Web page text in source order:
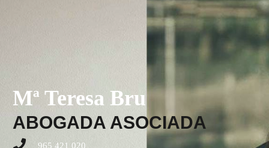
Mª Teresa Bru
ABOGADA ASOCIADA
965 421 020